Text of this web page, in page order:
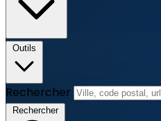
Outils
Rechercher
Rechercher